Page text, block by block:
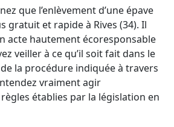
que l’enlèvement d’une épave
gratuit et rapide à Rives (34). Il
acte hautement écoresponsable
veiller à ce qu’il soit fait dans le
la procédure indiquée à travers
vraiment agir
établies par la législation en